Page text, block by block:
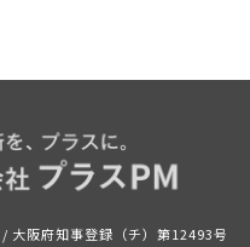
/ 大阪府知事登録（チ）第12493号